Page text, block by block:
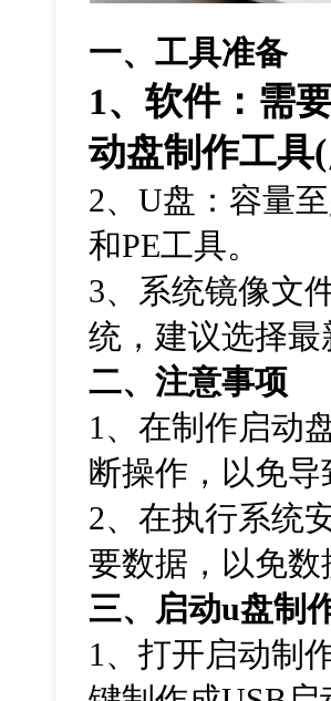
一、工具准备
1、软件：需
动盘制作工具(
2、U盘：容量
和PE工具。
3、系统镜像文
统，建议选择最
二、注意事项
1 、在制作启动
断操作，以免
2、在执行系统
要数据，以免
三、启动u盘制
1 、打开启动制